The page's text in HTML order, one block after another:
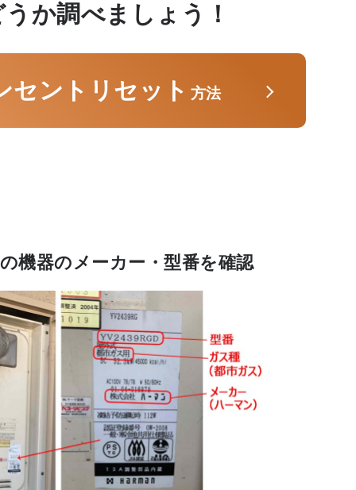
か調べましょう！
セントリセット 方法
機器のメーカー・型番を確認